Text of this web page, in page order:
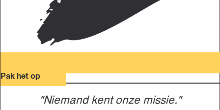
Pak het op
"Niemand kent onze missie."